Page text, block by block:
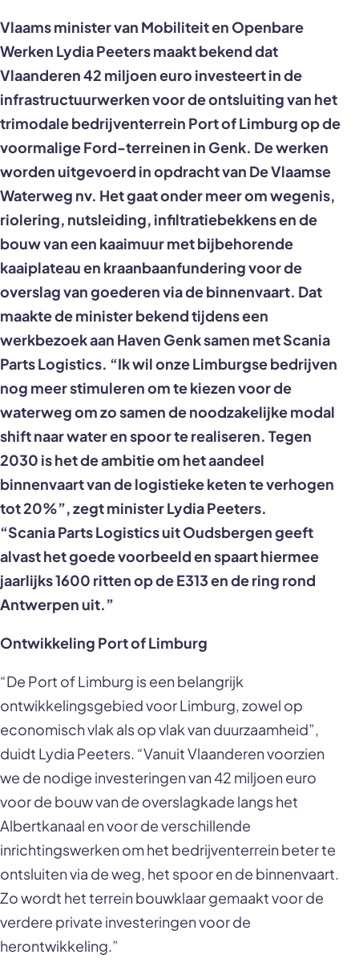
Vlaams minister van Mobiliteit en Openbare
Werken Lydia Peeters maakt bekend dat
Vlaanderen 42 miljoen euro investeert in de
infrastructuurwerken voor de ontsluiting van het
trimodale bedrijventerrein Port of Limburg op de
voormalige Ford-terreinen in Genk. De werken
worden uitgevoerd in opdracht van De Vlaamse
Waterweg nv. Het gaat onder meer om wegenis,
riolering, nutsleiding, infiltratiebekkens en de
bouw van een kaaimuur met bijbehorende
kaaiplateau en kraanbaanfundering voor de
overslag van goederen via de binnenvaart. Dat
maakte de minister bekend tijdens een
werkbezoek aan Haven Genk samen met Scania
Parts Logistics. “Ik wil onze Limburgse bedrijven
nog meer stimuleren om te kiezen voor de
waterweg om zo samen de noodzakelijke modal
shift naar water en spoor te realiseren. Tegen
2030 is het de ambitie om het aandeel
binnenvaart van de logistieke keten te verhogen
tot 20%”, zegt minister Lydia Peeters.
“Scania Parts Logistics uit Oudsbergen geeft
alvast het goede voorbeeld en spaart hiermee
jaarlijks 1600 ritten op de E313 en de ring rond
Antwerpen uit.”
Ontwikkeling Port of Limburg
“De Port of Limburg is een belangrijk
ontwikkelingsgebied voor Limburg, zowel op
economisch vlak als op vlak van duurzaamheid”,
duidt Lydia Peeters. “Vanuit Vlaanderen voorzien
we de nodige investeringen van 42 miljoen euro
voor de bouw van de overslagkade langs het
Albertkanaal en voor de verschillende
inrichtingswerken om het bedrijventerrein beter te
ontsluiten via de weg, het spoor en de binnenvaart.
Zo wordt het terrein bouwklaar gemaakt voor de
verdere private investeringen voor de
herontwikkeling.”